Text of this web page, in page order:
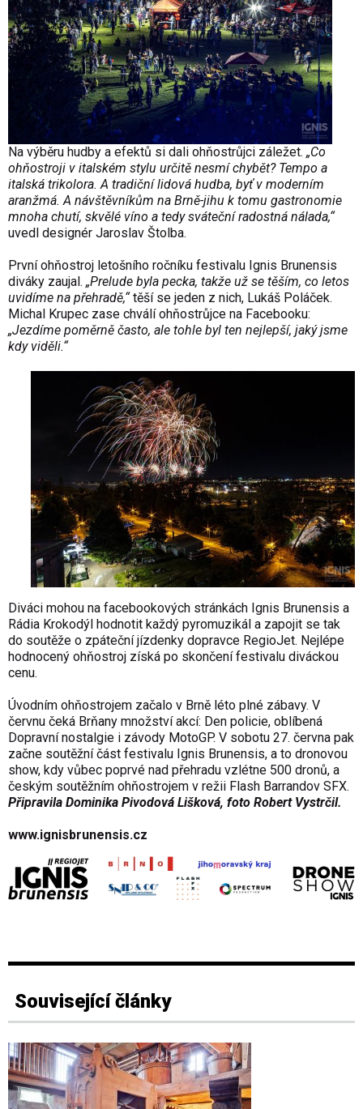
Na výběru hudby a efektů si dali ohňostrůjci záležet. „Co
ohňostroji v italském stylu určitě nesmí chybět? Tempo a
italská trikolora. A tradiční lidová hudba, byť v moderním
aranžmá. A návštěvníkům na Brně-jihu k tomu gastronomie
mnoha chutí, skvělé víno a tedy sváteční radostná nálada,“
uvedl designér Jaroslav Štolba.
První ohňostroj letošního ročníku festivalu Ignis Brunensis
diváky zaujal. „Prelude byla pecka, takže už se těším, co letos
uvidíme na přehradě,“těší se jeden z nich, Lukáš Poláček.
Michal Krupec zase chválí ohňostrůjce na Facebooku:
„Jezdíme poměrně často, ale tohle byl ten nejlepší, jaký jsme
kdy viděli.“
Diváci mohou na facebookových stránkách Ignis Brunensis a
Rádia Krokodýl hodnotit každý pyromuzikál a zapojit se tak
do soutěže o zpáteční jízdenky dopravce RegioJet. Nejlépe
hodnocený ohňostroj získá po skončení festivalu diváckou
cenu.
Úvodním ohňostrojem začalo v Brně léto plné zábavy. V
červnu čeká Brňany množství akcí: Den policie, oblíbená
Dopravní nostalgie i závody MotoGP. V sobotu 27. června pak
začne soutěžní část festivalu Ignis Brunensis, a to dronovou
show, kdy vůbec poprvé nad přehradu vzlétne 500 dronů, a
českým soutěžním ohňostrojem v režii Flash Barrandov SFX.
Připravila Dominika Pivodová Lišková, foto Robert Vystrčil.
www.ignisbrunensis.cz
Související články